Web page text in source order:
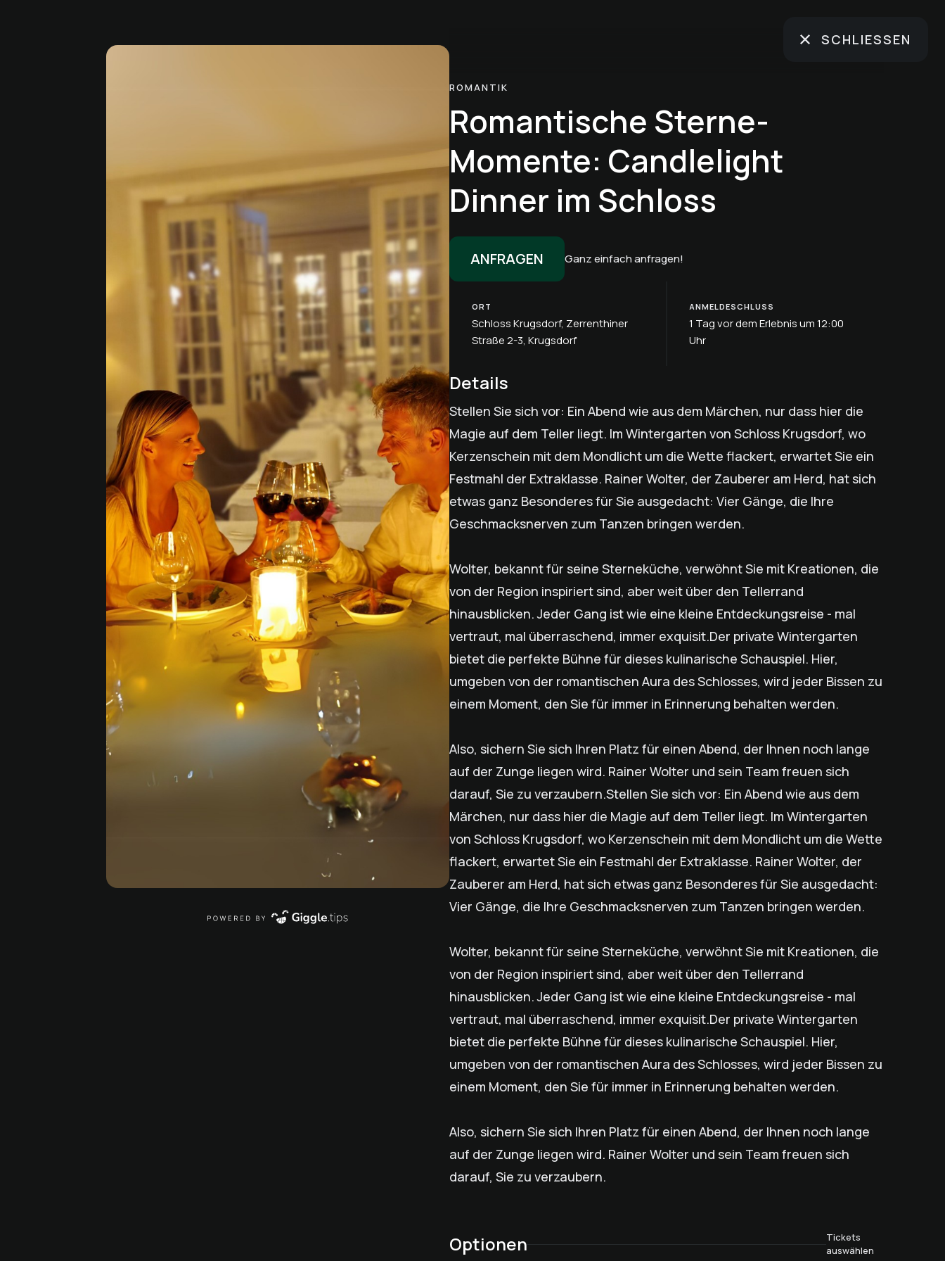
SCHLIESSEN
ROMANTIK
Romantische Sterne-
Momente: Candlelight
Dinner im Schloss
ANFRAGEN Ganz einfach anfragen!
ORT
Schloss Krugsdorf, Zerrenthiner
Straße 2-3, Krugsdorf
ANMELDESCHLUSS
1 Tag vor dem Erlebnis um 12:00
Uhr
Details
Stellen Sie sich vor: Ein Abend wie aus dem Märchen, nur dass hier die
Magie auf dem Teller liegt. Im Wintergarten von Schloss Krugsdorf, wo
Kerzenschein mit dem Mondlicht um die Wette flackert, erwartet Sie ein
Festmahl der Extraklasse. Rainer Wolter, der Zauberer am Herd, hat sich
etwas ganz Besonderes für Sie ausgedacht: Vier Gänge, die Ihre
Geschmacksnerven zum Tanzen bringen werden.
Wolter, bekannt für seine Sterneküche, verwöhnt Sie mit Kreationen, die
von der Region inspiriert sind, aber weit über den Tellerrand
hinausblicken. Jeder Gang ist wie eine kleine Entdeckungsreise - mal
vertraut, mal überraschend, immer exquisit.Der private Wintergarten
bietet die perfekte Bühne für dieses kulinarische Schauspiel. Hier,
umgeben von der romantischen Aura des Schlosses, wird jeder Bissen zu
einem Moment, den Sie für immer in Erinnerung behalten werden.
Also, sichern Sie sich Ihren Platz für einen Abend, der Ihnen noch lange
auf der Zunge liegen wird. Rainer Wolter und sein Team freuen sich
darauf, Sie zu verzaubern.Stellen Sie sich vor: Ein Abend wie aus dem
Märchen, nur dass hier die Magie auf dem Teller liegt. Im Wintergarten
von Schloss Krugsdorf, wo Kerzenschein mit dem Mondlicht um die Wette
flackert, erwartet Sie ein Festmahl der Extraklasse. Rainer Wolter, der
Zauberer am Herd, hat sich etwas ganz Besonderes für Sie ausgedacht:
Vier Gänge, die Ihre Geschmacksnerven zum Tanzen bringen werden.
Wolter, bekannt für seine Sterneküche, verwöhnt Sie mit Kreationen, die
von der Region inspiriert sind, aber weit über den Tellerrand
hinausblicken. Jeder Gang ist wie eine kleine Entdeckungsreise - mal
vertraut, mal überraschend, immer exquisit.Der private Wintergarten
bietet die perfekte Bühne für dieses kulinarische Schauspiel. Hier,
umgeben von der romantischen Aura des Schlosses, wird jeder Bissen zu
einem Moment, den Sie für immer in Erinnerung behalten werden.
Also, sichern Sie sich Ihren Platz für einen Abend, der Ihnen noch lange
auf der Zunge liegen wird. Rainer Wolter und sein Team freuen sich
darauf, Sie zu verzaubern.
Optionen
Tickets
auswählen